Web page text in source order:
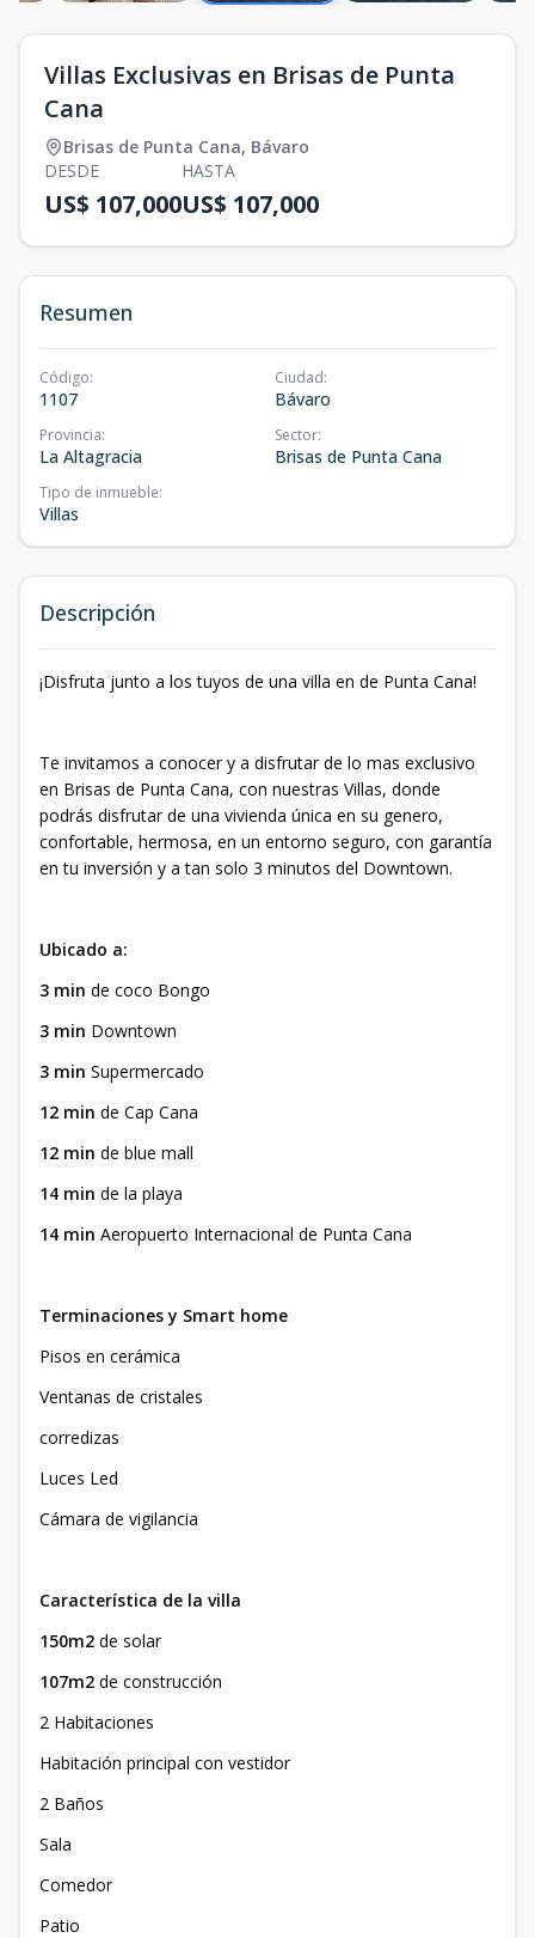
Villas Exclusivas en Brisas de Punta
Cana
Brisas de Punta Cana, Bávaro
DESDE
US$ 107,000
HASTA
US$ 107,000
Resumen
Código:
1107
Ciudad:
Bávaro
Provincia:
La Altagracia
Sector:
Brisas de Punta Cana
Tipo de inmueble:
Villas
Descripción
¡Disfruta junto a los tuyos de una villa en de Punta Cana!
Te invitamos a conocer y a disfrutar de lo mas exclusivo
en Brisas de Punta Cana, con nuestras Villas, donde
podrás disfrutar de una vivienda única en su genero,
confortable, hermosa, en un entorno seguro, con garantía
en tu inversión y a tan solo 3 minutos del Downtown.
Ubicado a:
3 min de coco Bongo
3 min Downtown
3 min Supermercado
12 min de Cap Cana
12 min de blue mall
14 min de la playa
14 min Aeropuerto Internacional de Punta Cana
Terminaciones y Smart home
Pisos en cerámica
Ventanas de cristales
corredizas
Luces Led
Cámara de vigilancia
Característica de la villa
150m2 de solar
107m2 de construcción
2 Habitaciones
Habitación principal con vestidor
2 Baños
Sala
Comedor
Patio